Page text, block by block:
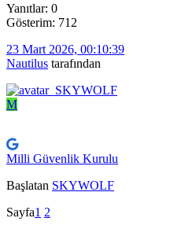
Yanıtlar: 0
Gösterim: 712
23 Mart 2026, 00:10:39
Nautilus tarafından
M
Milli Güvenlik Kurulu
Başlatan SKYWOLF
Sayfa1 2